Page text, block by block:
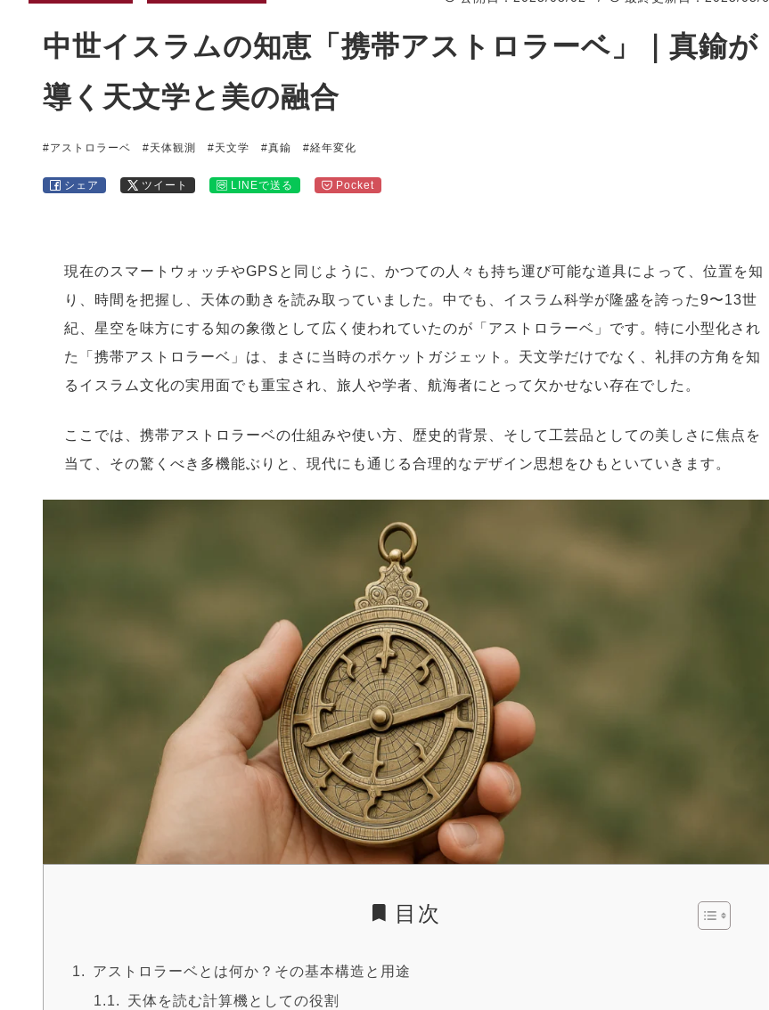
中世イスラムの知恵「携帯アストロラーベ」｜真鍮が
導く天文学と美の融合
#アストロラーベ #天体観測 #天文学 #真鍮 #経年変化
シェア ツイート LINEで送る Pocket
現在のスマートウォッチやGPSと同じように、かつての人々も持ち運び可能な道具によって、位置を知
り、時間を把握し、天体の動きを読み取っていました。中でも、イスラム科学が隆盛を誇った9〜13世
紀、星空を味方にする知の象徴として広く使われていたのが「アストロラーベ」です。特に小型化され
た「携帯アストロラーベ」は、まさに当時のポケットガジェット。天文学だけでなく、礼拝の方角を知
るイスラム文化の実用面でも重宝され、旅人や学者、航海者にとって欠かせない存在でした。
ここでは、携帯アストロラーベの仕組みや使い方、歴史的背景、そして工芸品としての美しさに焦点を
当て、その驚くべき多機能ぶりと、現代にも通じる合理的なデザイン思想をひもといていきます。
目次
アストロラーベとは何か？その基本構造と用途
天体を読む計算機としての役割